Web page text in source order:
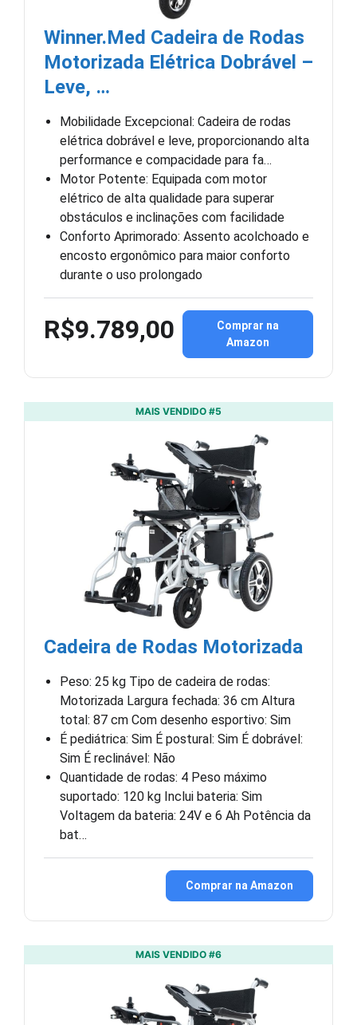
Winner.Med Cadeira de Rodas
Motorizada Elétrica Dobrável –
Leve, …
Mobilidade Excepcional: Cadeira de rodas
elétrica dobrável e leve, proporcionando alta
performance e compacidade para fa…
Motor Potente: Equipada com motor
elétrico de alta qualidade para superar
obstáculos e inclinações com facilidade
Conforto Aprimorado: Assento acolchoado e
encosto ergonômico para maior conforto
durante o uso prolongado
R$9.789,00
Comprar na
Amazon
MAIS VENDIDO #5
Cadeira de Rodas Motorizada
Peso: 25 kg Tipo de cadeira de rodas:
Motorizada Largura fechada: 36 cm Altura
total: 87 cm Com desenho esportivo: Sim
É pediátrica: Sim É postural: Sim É dobrável:
Sim É reclinável: Não
Quantidade de rodas: 4 Peso máximo
suportado: 120 kg Inclui bateria: Sim
Voltagem da bateria: 24V e 6 Ah Potência da
bat…
Comprar na Amazon
MAIS VENDIDO #6